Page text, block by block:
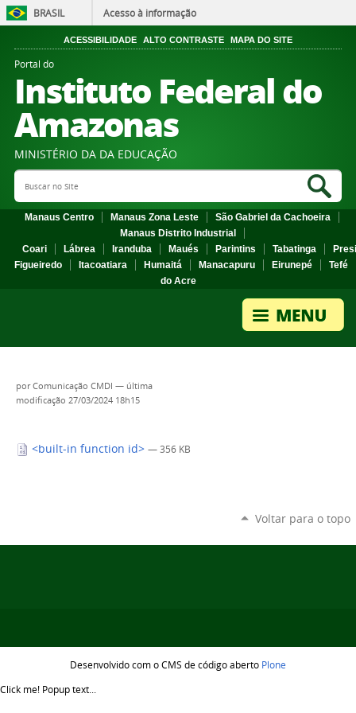
BRASIL Acesso à informação
ACESSIBILIDADE ALTO CONTRASTE MAPA DO SITE
Portal do
Instituto Federal do
Amazonas
MINISTÉRIO DA DA EDUCAÇÃO
Search Site
Manaus Centro Manaus Zona Leste
São Gabriel da Cachoeira
Manaus Distrito Industrial
Coari
Lábrea Iranduba Maués Parintins Tabatinga
Figueiredo
Itacoatiara Humaitá Manacapuru Eirunepé
Tefé
do Acre
porComunicação CMDI — última
modificação 27/03/2024 18h15
<built-in function id> — 356 KB
Voltar para o topo
Desenvolvido com o CMS de código aberto Plone
Click me! Popup text...